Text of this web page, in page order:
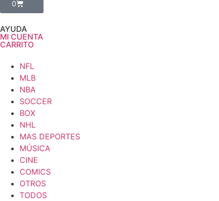
0
AYUDA
MI CUENTA
CARRITO
NFL
MLB
NBA
SOCCER
BOX
NHL
MAS DEPORTES
MÚSICA
CINE
COMICS
OTROS
TODOS